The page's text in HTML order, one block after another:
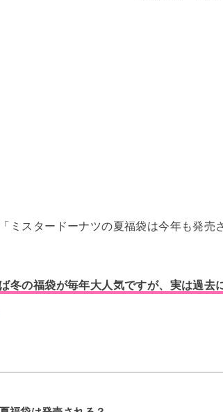
ミスタードーナツの夏福袋は今年も発売
冬の福袋が毎年大人気ですが、実は過去